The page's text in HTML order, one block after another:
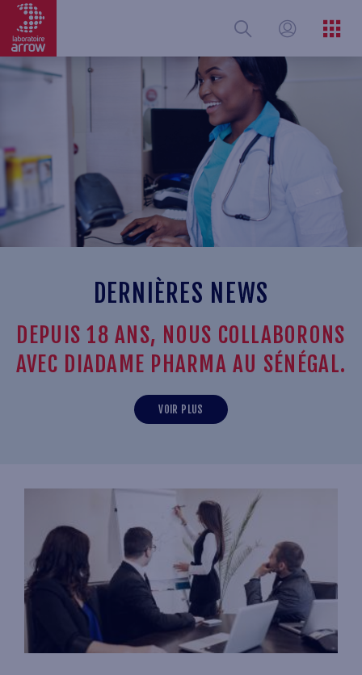
Aller
contenu
principal
DERNIÈRES NEWS
DEPUIS 18 ANS, NOUS COLLABORONS
AVEC DIADAME PHARMA AU SÉNÉGAL.
VOIR PLUS